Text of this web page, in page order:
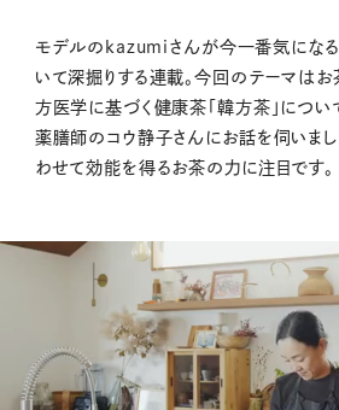
モデルのkazumiさんが今一番気にな
いて深掘りする連載。今回のテーマは
方医学に基づく健康茶「韓方茶」につ
薬膳師のコウ静子さんにお話を伺いま
わせて効能を得るお茶の力に注目です。